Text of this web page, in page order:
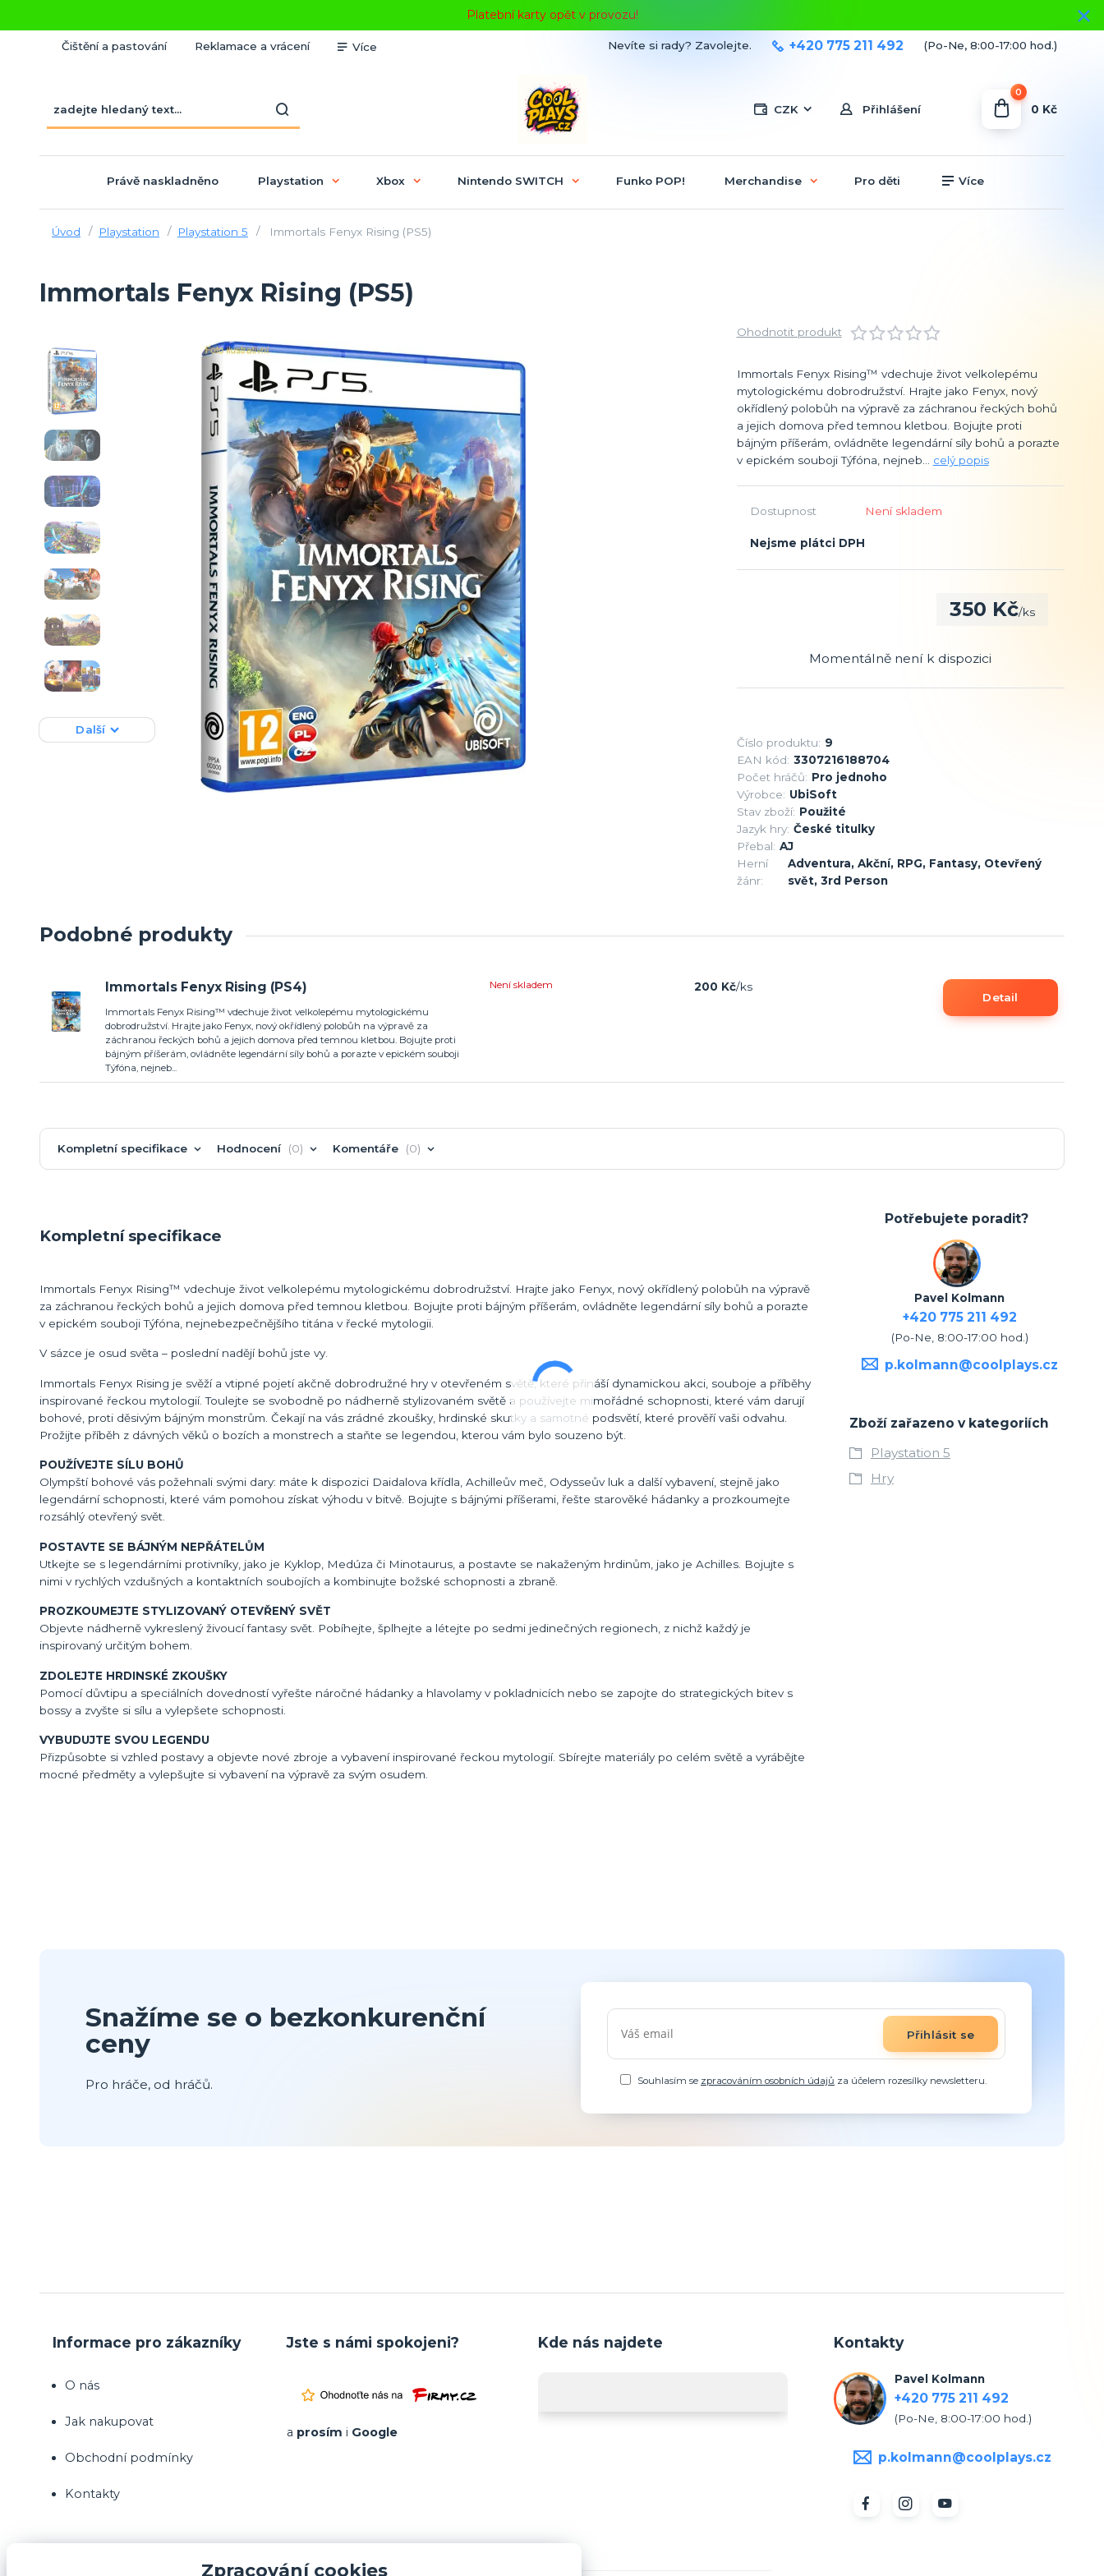
Platební karty opět v provozu!
Čištění a pastování Reklamace a vrácení Více
CZK Přihlášení
Nevíte si rady? Zavolejte. +420 775 211 492 (Po-Ne, 8:00-17:00 hod.)
0
0 Kč
Právě naskladněno Playstation Xbox Nintendo SWITCH Funko POP! Merchandise Pro děti Více
Úvod Playstation Playstation 5 Immortals Fenyx Rising (PS5)
Immortals Fenyx Rising (PS5)
Další
Ohodnotit produkt
Immortals Fenyx Rising™ vdechuje život velkolepému
mytologickému dobrodružství. Hrajte jako Fenyx, nový
okřídlený polobůh na výpravě za záchranou řeckých bohů
a jejich domova před temnou kletbou. Bojujte proti
bájným příšerám, ovládněte legendární síly bohů a porazte
v epickém souboji Týfóna, nejneb... celý popis
Dostupnost Není skladem
Nejsme plátci DPH
350 Kč/ks
Momentálně není k dispozici
Číslo produktu: 9
EAN kód: 3307216188704
Počet hráčů: Pro jednoho
Výrobce: UbiSoft
Stav zboží: Použité
Jazyk hry: České titulky
Přebal: AJ
Herní
žánr:
Adventura, Akční, RPG, Fantasy, Otevřený
svět, 3rd Person
Podobné produkty
Immortals Fenyx Rising (PS4)
Immortals Fenyx Rising™ vdechuje život velkolepému mytologickému
dobrodružství. Hrajte jako Fenyx, nový okřídlený polobůh na výpravě za
záchranou řeckých bohů a jejich domova před temnou kletbou. Bojujte proti
bájným příšerám, ovládněte legendární síly bohů a porazte v epickém souboji
Týfóna, nejneb...
200 Kč/ks
Není skladem
Detail
Kompletní specifikace Hodnocení 0 Komentáře 0
Kompletní specifikace
Immortals Fenyx Rising™ vdechuje život velkolepému mytologickému dobrodružství. Hrajte jako Fenyx, nový okřídlený polobůh na výpravě
za záchranou řeckých bohů a jejich domova před temnou kletbou. Bojujte proti bájným příšerám, ovládněte legendární síly bohů a porazte
v epickém souboji Týfóna, nejnebezpečnějšího titána v řecké mytologii.
V sázce je osud světa – poslední nadějí bohů jste vy.
Immortals Fenyx Rising je svěží a vtipné pojetí akčně dobrodružné hry v otevřeném světě, které přináší dynamickou akci, souboje a příběhy
inspirované řeckou mytologií. Toulejte se svobodně po nádherně stylizovaném světě a používejte mimořádné schopnosti, které vám darují
bohové, proti děsivým bájným monstrům. Čekají na vás zrádné zkoušky, hrdinské skutky a samotné podsvětí, které prověří vaši odvahu.
Prožijte příběh z dávných věků o bozích a monstrech a staňte se legendou, kterou vám bylo souzeno být.
POUŽÍVEJTE SÍLU BOHŮ
Olympští bohové vás požehnali svými dary: máte k dispozici Daidalova křídla, Achilleův meč, Odysseův luk a další vybavení, stejně jako
legendární schopnosti, které vám pomohou získat výhodu v bitvě. Bojujte s bájnými příšerami, řešte starověké hádanky a prozkoumejte
rozsáhlý otevřený svět.
POSTAVTE SE BÁJNÝM NEPŘÁTELŮM
Utkejte se s legendárními protivníky, jako je Kyklop, Medúza či Minotaurus, a postavte se nakaženým hrdinům, jako je Achilles. Bojujte s
nimi v rychlých vzdušných a kontaktních soubojích a kombinujte božské schopnosti a zbraně.
PROZKOUMEJTE STYLIZOVANÝ OTEVŘENÝ SVĚT
Objevte nádherně vykreslený živoucí fantasy svět. Pobíhejte, šplhejte a létejte po sedmi jedinečných regionech, z nichž každý je
inspirovaný určitým bohem.
ZDOLEJTE HRDINSKÉ ZKOUŠKY
Pomocí důvtipu a speciálních dovedností vyřešte náročné hádanky a hlavolamy v pokladnicích nebo se zapojte do strategických bitev s
bossy a zvyšte si sílu a vylepšete schopnosti.
VYBUDUJTE SVOU LEGENDU
Přizpůsobte si vzhled postavy a objevte nové zbroje a vybavení inspirované řeckou mytologií. Sbírejte materiály po celém světě a vyrábějte
mocné předměty a vylepšujte si vybavení na výpravě za svým osudem.
Potřebujete poradit?
Pavel Kolmann
+420 775 211 492
(Po-Ne, 8:00-17:00 hod.)
p.kolmann@coolplays.cz
Zboží zařazeno v kategoriích
Playstation 5
Hry
Snažíme se o bezkonkurenční
ceny
Pro hráče, od hráčů.
Přihlásit se
Souhlasím se zpracováním osobních údajů za účelem rozesílky newsletteru.
Informace pro zákazníky
O nás
Jak nakupovat
Obchodní podmínky
Kontakty
Jste s námi spokojeni?
a prosím i Google
Kde nás najdete Kontakty
Pavel Kolmann
+420 775 211 492
(Po-Ne, 8:00-17:00 hod.)
p.kolmann@coolplays.cz
Zpracování cookies